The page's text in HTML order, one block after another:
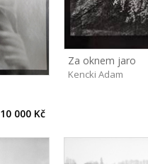
10 000 Kč
Za oknem jaro
Kencki Adam